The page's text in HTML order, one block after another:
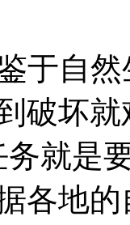
于自然
破坏
就是
各地